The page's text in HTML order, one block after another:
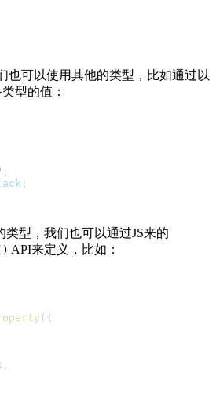
也可以使用其他的类型，比如通过以
类型的值：
;
;
类型，我们也可以通过JS来的
API来定义，比如：
( {
,